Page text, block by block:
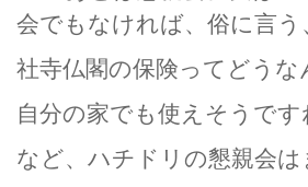
会でもなければ、俗に言
社寺仏閣の保険ってどうな
自分の家でも使えそうです
など、ハチドリの懇親会